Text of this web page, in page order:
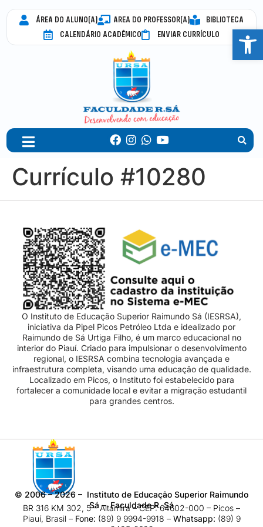
ÁREA DO ALUNO(A) AREA DO PROFESSOR(A)
BIBLIOTECA
CALENDÁRIO ACADÊMICO
ENVIAR CURRÍCULO
Currículo #10280
O Instituto de Educação Superior Raimundo Sá (IESRSA),
iniciativa da Pipel Picos Petróleo Ltda e idealizado por
Raimundo de Sá Urtiga Filho, é um marco educacional no
interior do Piauí. Criado para impulsionar o desenvolvimento
regional, o IESRSA combina tecnologia avançada e
infraestrutura completa, visando uma educação de qualidade.
Localizado em Picos, o Instituto foi estabelecido para
fortalecer a comunidade local e evitar a migração estudantil
para grandes centros.
© 2006 – 2026 – Instituto de Educação Superior Raimundo
Sá – Faculdade R. Sá
BR 316 KM 302, 5 – Altamira – CEP: 64602-000 – Picos –
Piauí, Brasil – Fone: (89) 9 9994-9918​ – Whatsapp: (89) 9
Abrir